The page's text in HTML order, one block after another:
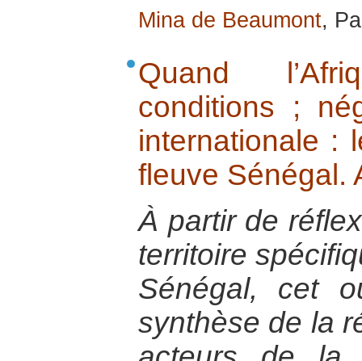
Mina de Beaumont,
Quand
conditions ;
internationale :
fleuve Sénégal.
À partir de
territoire
Sénégal, cet
synthèse de la